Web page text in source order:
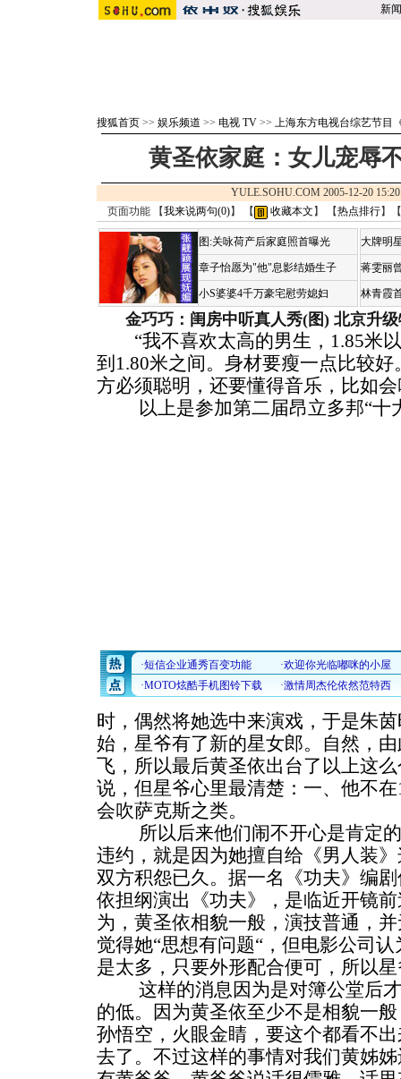
新闻
搜狐首页 >> 娱乐频道 >> 电视 TV >> 上海东方电视台综艺节目
黄圣依家庭：女儿宠辱
YULE.SOHU.COM 2005-12-20
页面功能 【我来说两句(0)】 【 收藏本文 】 【热点排行】【
图:关咏荷产后家庭照首曝光
章子怡愿为"他"息影结婚生子
小S婆婆4千万豪宅慰劳媳妇
大牌明
蒋雯丽
林青霞
金巧巧：闺房中听真人秀(图) 北京升
“我不喜欢太高的男生，1.85米以
到1.80米之间。身材要瘦一点比较
方必须聪明，还要懂得音乐，比如
以上是参加第二届昂立多邦“十
时，偶然将她选中来演戏，于是朱
始，星爷有了新的星女郎。自然，
飞，所以最后黄圣依出台了以上这
说，但星爷心里最清楚：一、他不
会吹萨克斯之类。
所以后来他们闹不开心是肯定的
违约，就是因为她擅自给《男人装
双方积怨已久。据一名《功夫》编
依担纲演出《功夫》，是临近开镜
为，黄圣依相貌一般，演技普通，
觉得她“思想有问题“，但电影公司
是太多，只要外形配合便可，所以
这样的消息因为是对簿公堂后才
的低。因为黄圣依至少不是相貌一
孙悟空，火眼金睛，要这个都看不
去了。不过这样的事情对我们黄姊